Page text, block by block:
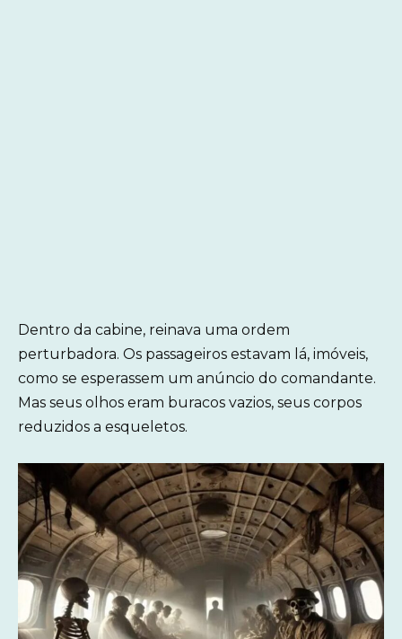
Dentro da cabine, reinava uma ordem
perturbadora. Os passageiros estavam lá, imóveis,
como se esperassem um anúncio do comandante.
Mas seus olhos eram buracos vazios, seus corpos
reduzidos a esqueletos.